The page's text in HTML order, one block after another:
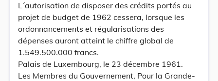
L´autorisation de disposer des crédits portés au
projet de budget de 1962 cessera, lorsque les
ordonnancements et régularisations des
dépenses auront atteint le chiffre global de
1.549.500.000 francs.
Palais de Luxembourg, le 23 décembre 1961.
Les Membres du Gouvernement, Pour la Grande-